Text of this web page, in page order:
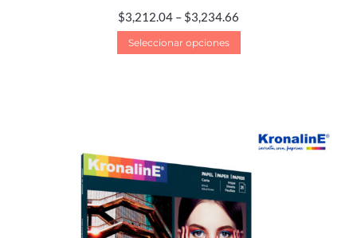
$3,212.04 – $3,234.66
Seleccionar opciones